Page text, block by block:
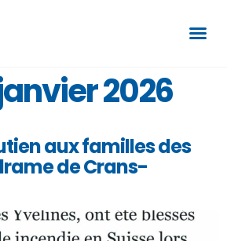
2026
aux familles des
de Crans-